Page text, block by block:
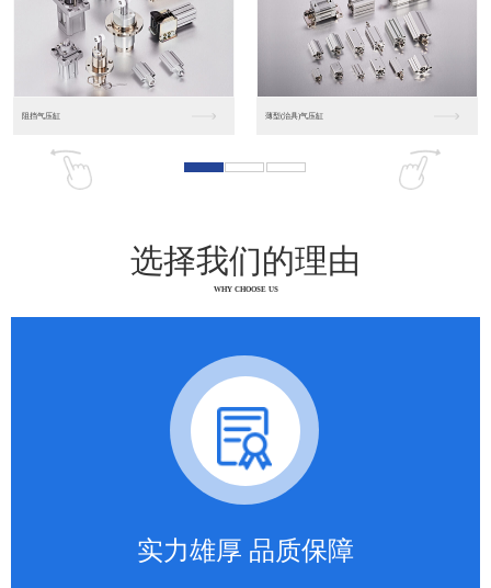
松下人机界面DP10... 数字光钎传感器FX-...
选择我们的理由
WHY CHOOSE US
实力雄厚 品质保障